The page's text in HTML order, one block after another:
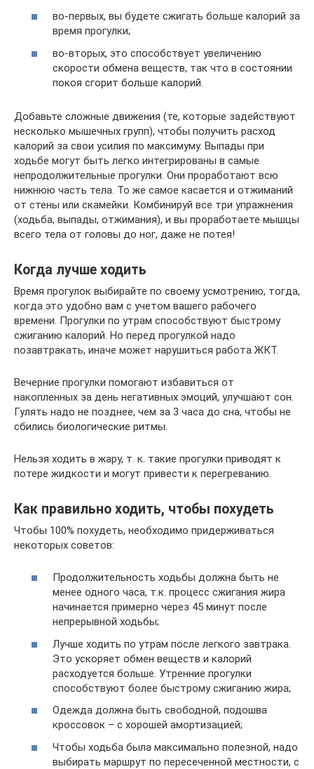
во-первых, вы будете сжигать больше калорий за
время прогулки;
во-вторых, это способствует увеличению
скорости обмена веществ, так что в состоянии
покоя сгорит больше калорий.
Добавьте сложные движения (те, которые задействуют
несколько мышечных групп), чтобы получить расход
калорий за свои усилия по максимуму. Выпады при
ходьбе могут быть легко интегрированы в самые
непродолжительные прогулки. Они проработают всю
нижнюю часть тела. То же самое касается и отжиманий
от стены или скамейки. Комбинируй все три упражнения
(ходьба, выпады, отжимания), и вы проработаете мышцы
всего тела от головы до ног, даже не потея!
Когда лучше ходить
Время прогулок выбирайте по своему усмотрению, тогда,
когда это удобно вам с учетом вашего рабочего
времени. Прогулки по утрам способствуют быстрому
сжиганию калорий. Но перед прогулкой надо
позавтракать, иначе может нарушиться работа ЖКТ.
Вечерние прогулки помогают избавиться от
накопленных за день негативных эмоций, улучшают сон.
Гулять надо не позднее, чем за 3 часа до сна, чтобы не
сбились биологические ритмы.
Нельзя ходить в жару, т. к. такие прогулки приводят к
потере жидкости и могут привести к перегреванию.
Как правильно ходить, чтобы похудеть
Чтобы 100% похудеть, необходимо придерживаться
некоторых советов:
Продолжительность ходьбы должна быть не
менее одного часа, т.к. процесс сжигания жира
начинается примерно через 45 минут после
непрерывной ходьбы;
Лучше ходить по утрам после легкого завтрака.
Это ускоряет обмен веществ и калорий
расходуется больше. Утренние прогулки
способствуют более быстрому сжиганию жира;
Одежда должна быть свободной, подошва
кроссовок – с хорошей амортизацией;
Чтобы ходьба была максимально полезной, надо
выбирать маршрут по пересеченной местности, с